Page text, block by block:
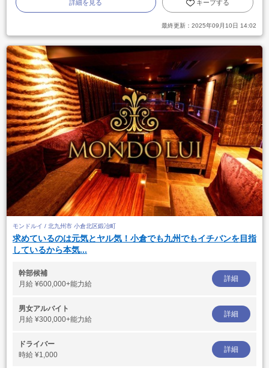
詳細を見る キープする
最終更新： 2025年09月10日 14:02
モンドルイ / 北九州市 小倉北区鍛冶町
求めているのは元気とヤル気！小倉でも九州でもイチバンを目指
しているから本気...
幹部候補
月給 ¥600,000+能力給
詳細
男女アルバイト
月給 ¥300,000+能力給
詳細
ドライバー
時給 ¥1,000
詳細